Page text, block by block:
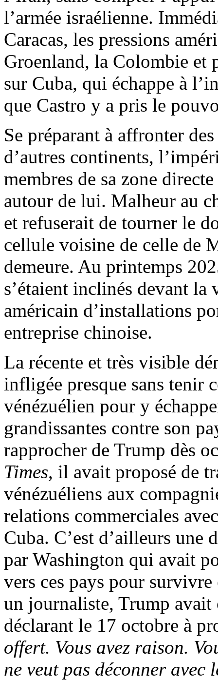
l’armée israélienne.
Caracas, les pressions
Groenland, la Colombie et
sur Cuba, qui échappe à
que Castro y a pris le
Se préparant à affronter
d’autres continents,
membres de sa zone
autour de lui. Malheur au
et refuserait de tourner le
cellule voisine de celle de
demeure. Au printemps
s’étaient inclinés devant la
américain d’installations
entreprise chinoise.
La récente et très visible
infligée presque sans tenir
vénézuélien pour y
grandissantes contre son
rapprocher de Trump dès
Times, il avait proposé de
vénézuéliens aux
relations commerciales
Cuba. C’est d’ailleurs une
par Washington qui avait
vers ces pays pour survivre
un journaliste, Trump
déclarant le 17 octobre à
offert. Vous avez raison.
ne veut pas déconner avec